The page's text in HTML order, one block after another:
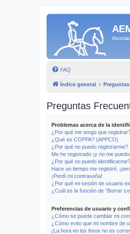
FAQ
Índice general
Preguntas
Problemas acerca de la
¿Por qué me tengo que
¿Qué es COPPA? (APPCO)
¿Por qué no puedo registrarme?
Me he registrado ¡y no me
¿Por qué no puedo identificarme?
Hace un tiempo me registré,
¡Perdí mi contraseña!
¿Por qué mi sesión de usuario
¿Cuál es la función de “Borrar
Preferencias de usuario y
¿Cómo se puede cambiar mi
¿Cómo evito que mi nombre de
¡La hora en los foros no es